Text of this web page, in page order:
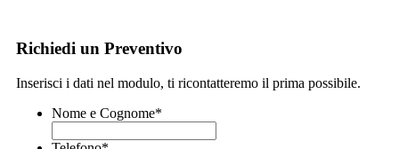
Richiedi un Preventivo
Inserisci i dati nel modulo, ti ricontatteremo il prima possibile.
Nome e Cognome*